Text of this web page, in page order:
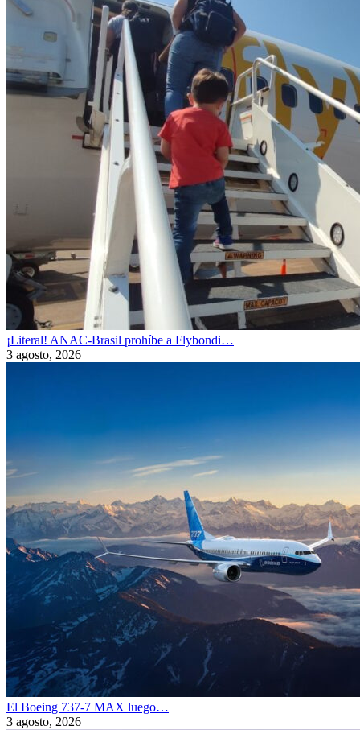
¡Literal! ANAC-Brasil prohíbe a Flybondi…
3 agosto, 2026
El Boeing 737-7 MAX luego…
3 agosto, 2026